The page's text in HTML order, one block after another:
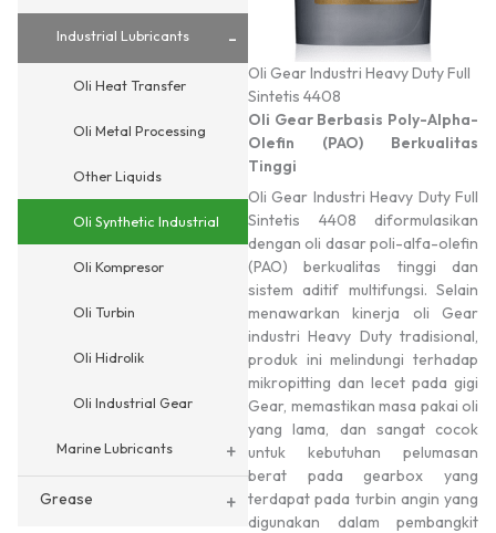
Industrial Lubricants -
Oli Heat Transfer
Oli Metal Processing
Other Liquids
Oli Synthetic Industrial
Oli Kompresor
Oli Turbin
Oli Hidrolik
Oli Industrial Gear
Marine Lubricants +
Grease +
Oli Gear Industri Heavy Duty Full
Sintetis 4408
Oli Gear Berbasis Poly-Alpha-
Olefin (PAO) Berkualitas
Tinggi
Oli Gear Industri Heavy Duty Full
Sintetis 4408 diformulasikan
dengan oli dasar poli-alfa-olefin
(PAO) berkualitas tinggi dan
sistem aditif multifungsi. Selain
menawarkan kinerja oli Gear
industri Heavy Duty tradisional,
produk ini melindungi terhadap
mikropitting dan lecet pada gigi
Gear, memastikan masa pakai oli
yang lama, dan sangat cocok
untuk kebutuhan pelumasan
berat pada gearbox yang
terdapat pada turbin angin yang
digunakan dalam pembangkit